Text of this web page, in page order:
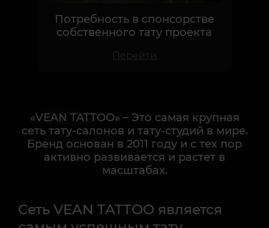
собственного тату проекта
Перейти
сеть тату-салонов и тату-студий в мире.
Бренд основан в 2011 году и с тех пор
активно развивается и растет в
масштабах.
самым успешным тату
проектом в Европе.